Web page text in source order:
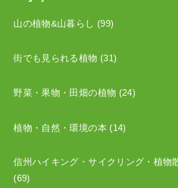
山の植物&山暮らし (99)
街でも見られる植物 (31)
野菜・果物・田畑の植物 (24)
植物・自然・環境の本 (14)
信州ハイキング・サイクリング・植物
(69)